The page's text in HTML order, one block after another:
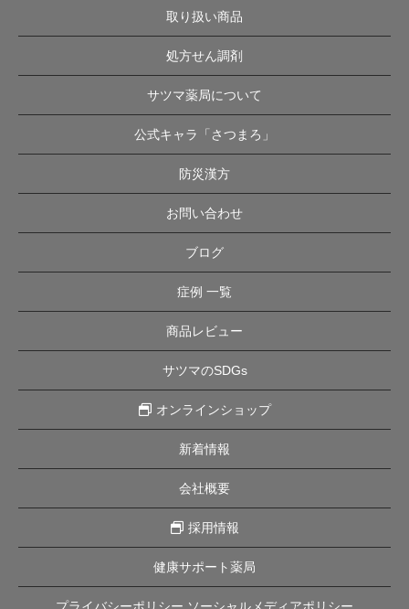
取り扱い商品
処方せん調剤
サツマ薬局について
公式キャラ「さつまろ」
防災漢方
お問い合わせ
ブログ
症例 一覧
商品レビュー
サツマのSDGs
オンラインショップ
新着情報
会社概要
採用情報
健康サポート薬局
プライバシーポリシー ソーシャルメディアポリシー